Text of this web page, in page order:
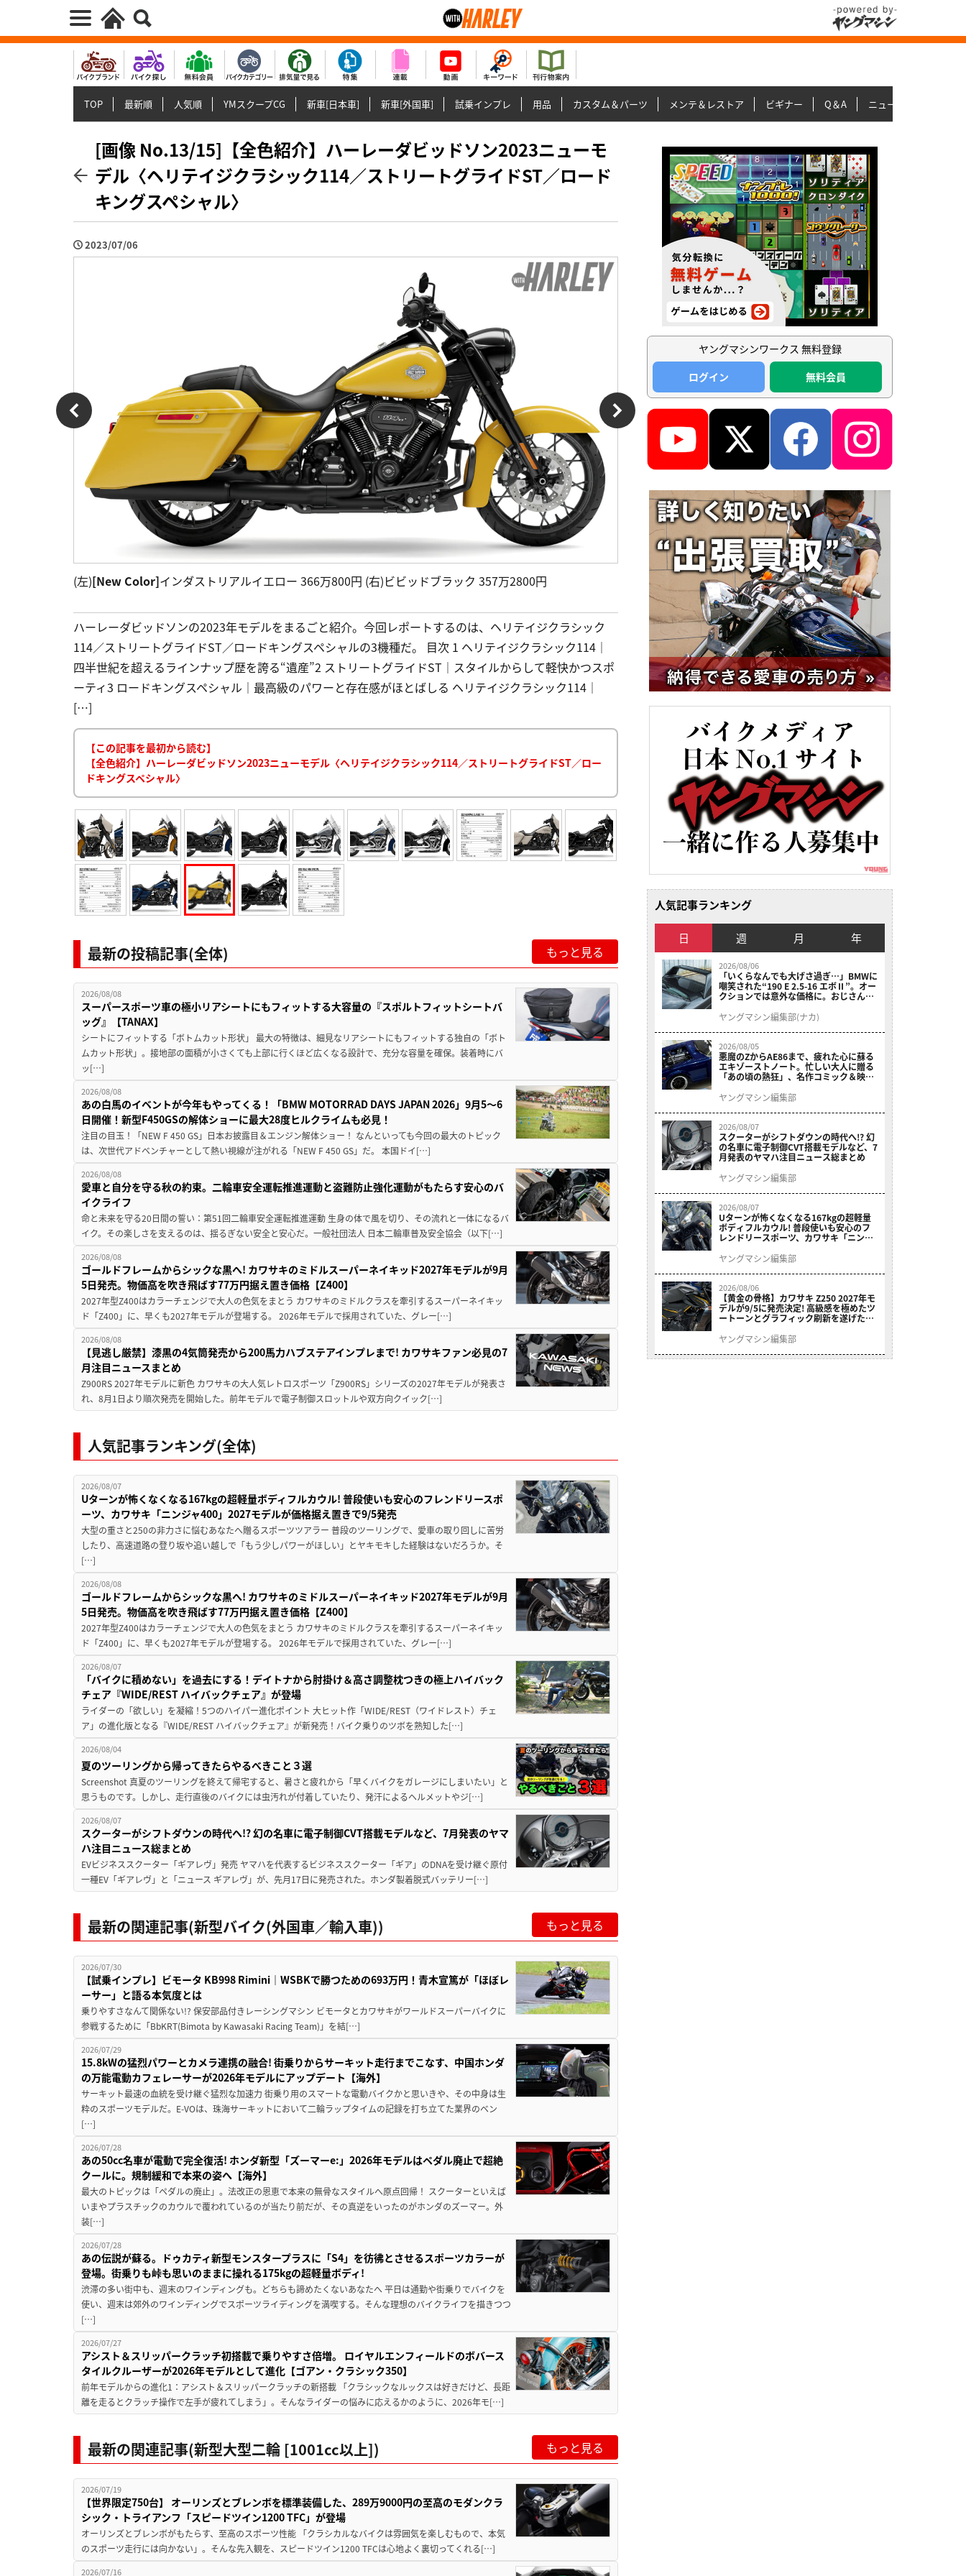
TOP 最新順 人気順 YMスクープCG 新車[日本車] 新車[外国車] 試乗インプレ 用品 カスタム＆パーツ メンテ＆レストア ビギナー Q＆A ニュース＆トピックス
[画像 No.13/15]【全色紹介】ハーレーダビッドソン2023ニューモ
デル〈ヘリテイジクラシック114／ストリートグライドST／ロード
キングスペシャル〉
2023/07/06
(左)[New Color]インダストリアルイエロー 366万800円 (右)ビビッドブラック 357万2800円
ハーレーダビッドソンの2023年モデルをまるごと紹介。今回レポートするのは、ヘリテイジクラシック
114／ストリートグライドST／ロードキングスペシャルの3機種だ。 目次 1 ヘリテイジクラシック114｜
四半世紀を超えるラインナップ歴を誇る“遺産”2 ストリートグライドST｜スタイルからして軽快かつスポ
ーティ3 ロードキングスペシャル｜最高級のパワーと存在感がほとばしる ヘリテイジクラシック114｜
[…]
【この記事を最初から読む】
【全色紹介】ハーレーダビッドソン2023ニューモデル〈ヘリテイジクラシック114／ストリートグライドST／ロー
ドキングスペシャル〉
最新の投稿記事(全体) もっと見る
2026/08/08
スーパースポーツ車の極小リアシートにもフィットする大容量の『スポルトフィットシートバ
ッグ』【TANAX】
シートにフィットする「ボトムカット形状」 最大の特徴は、細見なリアシートにもフィットする独自の「ボト
ムカット形状」。接地部の面積が小さくても上部に行くほど広くなる設計で、充分な容量を確保。装着時にバ
ッ[…]
2026/08/08
あの白馬のイベントが今年もやってくる！「BMW MOTORRAD DAYS JAPAN 2026」9月5〜6
日開催！新型F450GSの解体ショーに最大28度ヒルクライムも必見！
注目の目玉！「NEW F 450 GS」日本お披露目＆エンジン解体ショー！ なんといっても今回の最大のトピック
は、次世代アドベンチャーとして熱い視線が注がれる「NEW F 450 GS」だ。 本国ドイ[…]
2026/08/08
愛車と自分を守る秋の約束。二輪車安全運転推進運動と盗難防止強化運動がもたらす安心のバ
イクライフ
命と未来を守る20日間の誓い：第51回二輪車安全運転推進運動 生身の体で風を切り、その流れと一体になるバ
イク。その楽しさを支えるのは、揺るぎない安全と安心だ。一般社団法人 日本二輪車普及安全協会（以下[…]
2026/08/08
ゴールドフレームからシックな黒へ! カワサキのミドルスーパーネイキッド2027年モデルが9月
5日発売。物価高を吹き飛ばす77万円据え置き価格【Z400】
2027年型Z400はカラーチェンジで大人の色気をまとう カワサキのミドルクラスを牽引するスーパーネイキッ
ド「Z400」に、早くも2027年モデルが登場する。 2026年モデルで採用されていた、グレー[…]
2026/08/08
【見逃し厳禁】漆黒の4気筒発売から200馬力ハブステアインプレまで! カワサキファン必見の7
月注目ニュースまとめ
Z900RS 2027年モデルに新色 カワサキの大人気レトロスポーツ「Z900RS」シリーズの2027年モデルが発表さ
れ、8月1日より順次発売を開始した。前年モデルで電子制御スロットルや双方向クイック[…]
人気記事ランキング(全体)
2026/08/07
Uターンが怖くなくなる167kgの超軽量ボディフルカウル! 普段使いも安心のフレンドリースポ
ーツ、カワサキ「ニンジャ400」2027モデルが価格据え置きで9/5発売
大型の重さと250の非力さに悩むあなたへ贈るスポーツツアラー 普段のツーリングで、愛車の取り回しに苦労
したり、高速道路の登り坂や追い越しで「もう少しパワーがほしい」とヤキモキした経験はないだろうか。そ
[…]
2026/08/08
ゴールドフレームからシックな黒へ! カワサキのミドルスーパーネイキッド2027年モデルが9月
5日発売。物価高を吹き飛ばす77万円据え置き価格【Z400】
2027年型Z400はカラーチェンジで大人の色気をまとう カワサキのミドルクラスを牽引するスーパーネイキッ
ド「Z400」に、早くも2027年モデルが登場する。 2026年モデルで採用されていた、グレー[…]
2026/08/07
「バイクに積めない」を過去にする！デイトナから肘掛け＆高さ調整枕つきの極上ハイバック
チェア『WIDE/REST ハイバックチェア』が登場
ライダーの「欲しい」を凝縮！5つのハイパー進化ポイント 大ヒット作「WIDE/REST（ワイドレスト）チェ
ア」の進化版となる『WIDE/REST ハイバックチェア』が新発売！バイク乗りのツボを熟知した[…]
2026/08/04
夏のツーリングから帰ってきたらやるべきこと３選
Screenshot 真夏のツーリングを終えて帰宅すると、暑さと疲れから「早くバイクをガレージにしまいたい」と
思うものです。しかし、走行直後のバイクには虫汚れが付着していたり、発汗によるヘルメットやジ[…]
2026/08/07
スクーターがシフトダウンの時代へ!? 幻の名車に電子制御CVT搭載モデルなど、7月発表のヤマ
ハ注目ニュース総まとめ
EVビジネススクーター「ギアレヴ」発売 ヤマハを代表するビジネススクーター「ギア」のDNAを受け継ぐ原付
一種EV「ギアレヴ」と「ニュース ギアレヴ」が、先月17日に発売された。ホンダ製着脱式バッテリー[…]
最新の関連記事(新型バイク(外国車／輸入車)) もっと見る
2026/07/30
【試乗インプレ】ビモータ KB998 Rimini｜WSBKで勝つための693万円！青木宣篤が「ほぼレ
ーサー」と語る本気度とは
乗りやすさなんて関係ない!? 保安部品付きレーシングマシン ビモータとカワサキがワールドスーパーバイクに
参戦するために「BbKRT(Bimota by Kawasaki Racing Team)」を結[…]
2026/07/29
15.8kWの猛烈パワーとカメラ連携の融合! 街乗りからサーキット走行までこなす、中国ホンダ
の万能電動カフェレーサーが2026年モデルにアップデート【海外】
サーキット最速の血統を受け継ぐ猛烈な加速力 街乗り用のスマートな電動バイクかと思いきや、その中身は生
粋のスポーツモデルだ。E-VOは、珠海サーキットにおいて二輪ラップタイムの記録を打ち立てた業界のベン
[…]
2026/07/28
あの50cc名車が電動で完全復活! ホンダ新型「ズーマーe:」2026年モデルはペダル廃止で超絶
クールに。規制緩和で本来の姿へ【海外】
最大のトピックは「ペダルの廃止」。法改正の恩恵で本来の無骨なスタイルへ原点回帰！ スクーターといえば
いまやプラスチックのカウルで覆われているのが当たり前だが、その真逆をいったのがホンダのズーマー。外
装[…]
2026/07/28
あの伝説が蘇る。ドゥカティ新型モンスタープラスに「S4」を彷彿とさせるスポーツカラーが
登場。街乗りも峠も思いのままに操れる175kgの超軽量ボディ!
渋滞の多い街中も、週末のワインディングも。どちらも諦めたくないあなたへ 平日は通勤や街乗りでバイクを
使い、週末は郊外のワインディングでスポーツライディングを満喫する。そんな理想のバイクライフを描きつつ
[…]
2026/07/27
アシスト＆スリッパークラッチ初搭載で乗りやすさ倍増。 ロイヤルエンフィールドのボバース
タイルクルーザーが2026年モデルとして進化【ゴアン・クラシック350】
前年モデルからの進化1：アシスト＆スリッパークラッチの新搭載 「クラシックなルックスは好きだけど、長距
離を走るとクラッチ操作で左手が疲れてしまう」。そんなライダーの悩みに応えるかのように、2026年モ[…]
最新の関連記事(新型大型二輪 [1001cc以上]) もっと見る
2026/07/19
【世界限定750台】 オーリンズとブレンボを標準装備した、289万9000円の至高のモダンクラ
シック・トライアンフ「スピードツイン1200 TFC」が登場
オーリンズとブレンボがもたらす、至高のスポーツ性能 「クラシカルなバイクは雰囲気を楽しむもので、本気
のスポーツ走行には向かない」。そんな先入観を、スピードツイン1200 TFCは心地よく裏切ってくれる[…]
2026/07/16
ヤングマシンワークス 無料登録
ログイン
無料会員
人気記事ランキング
日 週 月 年
2026/08/06
「いくらなんでも大げさ過ぎ…」BMWに
嘲笑された“190 E 2.5-16 エボⅡ”。オー
クションでは意外な価格に。おじさん達
ヤングマシン編集部(ナカ)
2026/08/05
悪魔のZからAE86まで、疲れた心に蘇る
エキゾーストノート。忙しい大人に贈る
「あの頃の熱狂」、名作コミック＆映画
結！
ヤングマシン編集部
2026/08/07
スクーターがシフトダウンの時代へ!? 幻
の名車に電子制御CVT搭載モデルなど、7
月発表のヤマハ注目ニュース総まとめ
ヤングマシン編集部
2026/08/07
Uターンが怖くなくなる167kgの超軽量
ボディフルカウル! 普段使いも安心のフ
レンドリースポーツ、カワサキ「ニンジ
9/5発売
ヤングマシン編集部
2026/08/06
【黄金の骨格】カワサキ Z250 2027年モ
デルが9/5に発売決定! 高級感を極めたツ
ートーンとグラフィック刷新を遂げた本
ヤングマシン編集部